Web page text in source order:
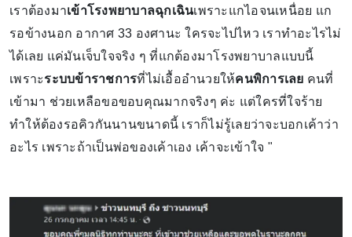
เราต้องมาเข้าโรงพยาบาลฉุกเฉินเพราะแกไอจนเหนื่อย แก
รอข้างนอก อากาศ 33 องศานะ ใครจะไปไหว เราทำอะไรไม่
ได้เลย แค่มันเจ็บใจจริง ๆ ที่แกต้องมาโรงพยาบาลแบบนี้
เพราะระบบข้าราชการที่ไม่เอื้ออำนวยให้คนพิการเลย คนที่
เข้ามา ช่วยเหลือขอขอบคุณมากจริงๆ ค่ะ แต่ใครที่ใจร้าย
ทำให้ต้องรอคิวกันนานขนาดนี้ เราก็ไม่รู้เลยว่าจะบอกเค้าว่า
อะไร เพราะถ้าเป็นพ่อของเค้าเอง เค้าจะเข้าใจ "